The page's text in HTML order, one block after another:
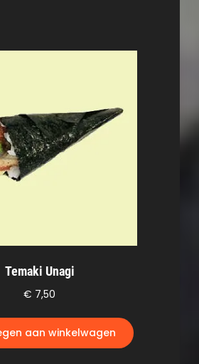
Temaki Unagi
€ 7,50
aan winkelwagen